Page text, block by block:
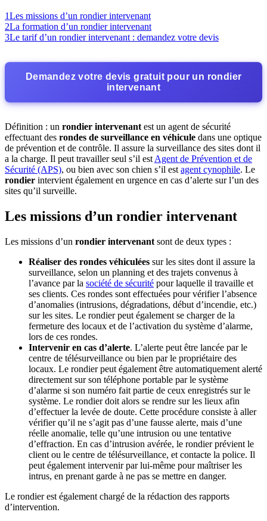
1Les missions d’un rondier intervenant
2La formation d’un rondier intervenant
3Le tarif d’un rondier intervenant : demandez votre devis
Demandez votre devis gratuit pour un rondier
intervenant
Définition : un rondier intervenant est un agent de sécurité
effectuant des rondes de surveillance en véhicule dans une optique
de prévention et de contrôle. Il assure la surveillance des sites dont il
a la charge. Il peut travailler seul s’il est Agent de Prévention et de
Sécurité (APS), ou bien avec son chien s’il est agent cynophile. Le
rondier intervient également en urgence en cas d’alerte sur l’un des
sites qu’il surveille.
Les missions d’un rondier intervenant
Les missions d’un rondier intervenant sont de deux types :
Réaliser des rondes véhiculées sur les sites dont il assure la
surveillance, selon un planning et des trajets convenus à
l’avance par la société de sécurité pour laquelle il travaille et
ses clients. Ces rondes sont effectuées pour vérifier l’absence
d’anomalies (intrusions, dégradations, début d’incendie, etc.)
sur les sites. Le rondier peut également se charger de la
fermeture des locaux et de l’activation du système d’alarme,
lors de ces rondes.
Intervenir en cas d’alerte. L’alerte peut être lancée par le
centre de télésurveillance ou bien par le propriétaire des
locaux. Le rondier peut également être automatiquement alerté
directement sur son téléphone portable par le système
d’alarme si son numéro fait partie de ceux enregistrés sur le
système. Le rondier doit alors se rendre sur les lieux afin
d’effectuer la levée de doute. Cette procédure consiste à aller
vérifier qu’il ne s’agit pas d’une fausse alerte, mais d’une
réelle anomalie, telle qu’une intrusion ou une tentative
d’effraction. En cas d’intrusion avérée, le rondier prévient le
client ou le centre de télésurveillance, et contacte la police. Il
peut également intervenir par lui-même pour maîtriser les
intrus, en prenant garde à ne pas se mettre en danger.
Le rondier est également chargé de la rédaction des rapports
d’intervention.